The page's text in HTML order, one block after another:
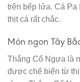
trên bếp lửa. Cá Pa
thịt cá rất chắc.
Món ngon Tây
Thắng Cố Ngựa là
được chế biến từ